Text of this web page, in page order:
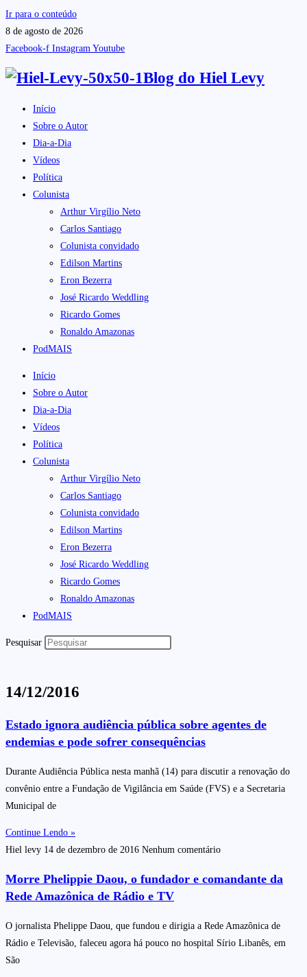
Ir para o conteúdo
8 de agosto de 2026
Facebook-f Instagram Youtube
Blog do Hiel Levy
Início
Sobre o Autor
Dia-a-Dia
Vídeos
Política
Colunista
Arthur Virgílio Neto
Carlos Santiago
Colunista convidado
Edilson Martins
Eron Bezerra
José Ricardo Weddling
Ricardo Gomes
Ronaldo Amazonas
PodMAIS
Início
Sobre o Autor
Dia-a-Dia
Vídeos
Política
Colunista
Arthur Virgílio Neto
Carlos Santiago
Colunista convidado
Edilson Martins
Eron Bezerra
José Ricardo Weddling
Ricardo Gomes
Ronaldo Amazonas
PodMAIS
Pesquisar
14/12/2016
Estado ignora audiência pública sobre agentes de
endemias e pode sofrer consequências
Durante Audiência Pública nesta manhã (14) para discutir a renovação do
convênio entre a Fundação de Vigilância em Saúde (FVS) e a Secretaria
Municipal de
Continue Lendo »
Hiel levy 14 de dezembro de 2016 Nenhum comentário
Morre Phelippie Daou, o fundador e comandante da
Rede Amazônica de Rádio e TV
O jornalista Phelippe Daou, que fundou e dirigia a Rede Amazônica de
Rádio e Televisão, faleceu agora há pouco no hospital Sírio Libanês, em
São